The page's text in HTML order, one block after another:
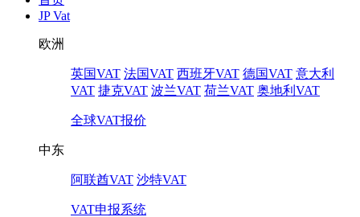
JP Vat
欧洲
英国VAT 法国VAT 西班牙VAT 德国VAT 意大利
VAT 捷克VAT 波兰VAT 荷兰VAT 奥地利VAT
全球VAT报价
中东
阿联酋VAT 沙特VAT
VAT申报系统